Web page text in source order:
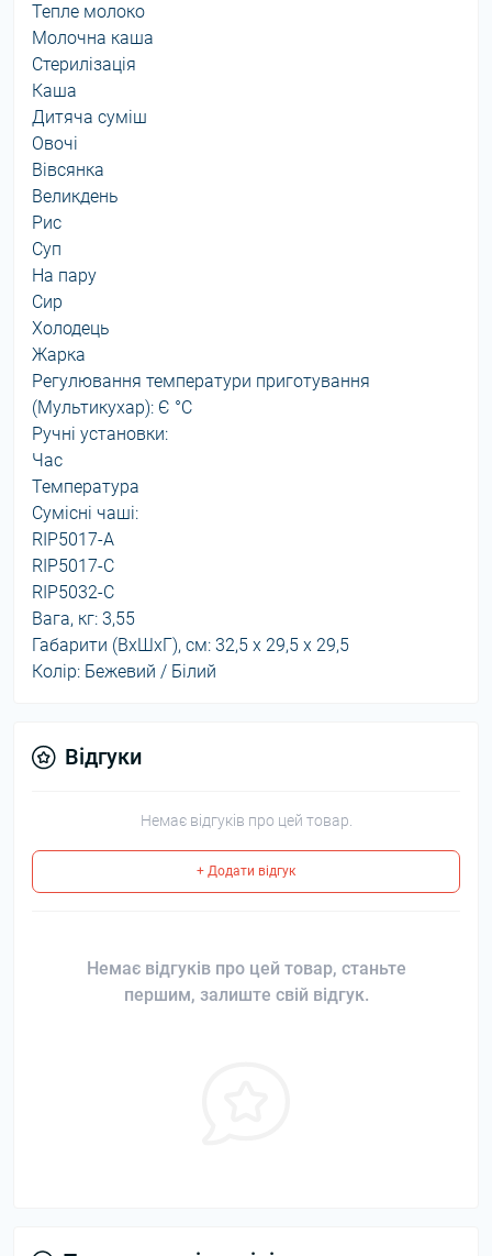
Тепле молоко
Молочна каша
Стерилізація
Каша
Дитяча суміш
Овочі
Вівсянка
Великдень
Рис
Суп
На пару
Сир
Холодець
Жарка
Регулювання температури приготування
(Мультикухар): Є °С
Ручні установки:
Час
Температура
Сумісні чаші:
RIP5017-A
RIP5017-C
RIP5032-C
Вага, кг: 3,55
Габарити (ВхШхГ), см: 32,5 х 29,5 х 29,5
Колір: Бежевий / Білий
Відгуки
Немає відгуків про цей товар.
+ Додати відгук
Немає відгуків про цей товар, станьте
першим, залиште свій відгук.